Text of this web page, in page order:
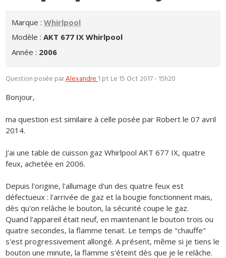
Marque :Whirlpool
Modèle :AKT 677 IX Whirlpool
Année : 2006
Question posée parAlexandre1 pt Le 15 Oct 2017 - 15h20
Bonjour,
ma question est similaire à celle posée par Robert le 07 avril
2014.
J'ai une table de cuisson gaz Whirlpool AKT 677 IX, quatre
feux, achetée en 2006.
Depuis l'origine, l'allumage d'un des quatre feux est
défectueux : l'arrivée de gaz et la bougie fonctionnent mais,
dès qu'on relâche le bouton, la sécurité coupe le gaz.
Quand l'appareil était neuf, en maintenant le bouton trois ou
quatre secondes, la flamme tenait. Le temps de "chauffe"
s'est progressivement allongé. A présent, même si je tiens le
bouton une minute, la flamme s'éteint dès que je le relâche.